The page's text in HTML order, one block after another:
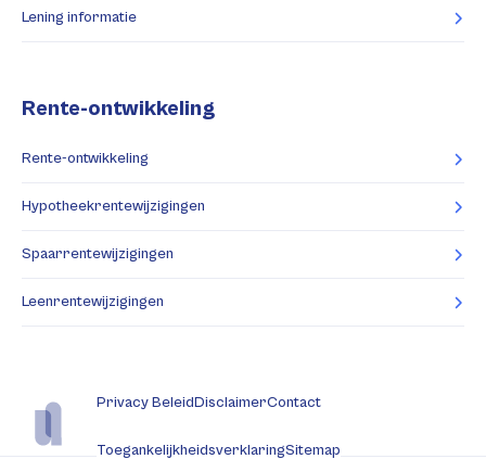
Lening informatie
Rente-ontwikkeling
Rente-ontwikkeling
Hypotheekrentewijzigingen
Spaarrentewijzigingen
Leenrentewijzigingen
Privacy BeleidDisclaimerContact
ToegankelijkheidsverklaringSitemap